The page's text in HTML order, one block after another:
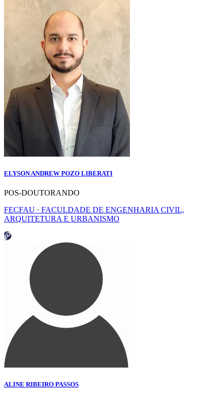
ELYSON ANDREW POZO LIBERATI
POS-DOUTORANDO
FECFAU · FACULDADE DE ENGENHARIA CIVIL,
ARQUITETURA E URBANISMO
ALINE RIBEIRO PASSOS